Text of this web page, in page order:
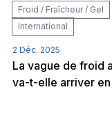
Froid / Fraîcheur / Gel
International
2 Déc. 2025
La vague de froid
va-t-elle arriver en